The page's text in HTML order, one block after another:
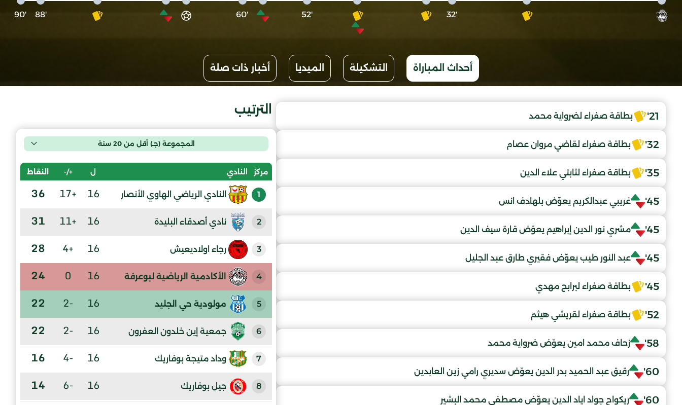
'32
'52
'60
'88
'90
أحداث المباراة التشكيلة الميديا أخبار ذات صلة
21' بطاقة صفراء لضرواية محمد
32' بطاقة صفراء لقاضي مروان عصام
35' بطاقة صفراء لثابتي علاء الدين
45' غريبي عبدالكريم يعوّض بلهادف انس
45' مشري نور الدين إبراهيم يعوّض قارة سيف الدين
45' عبد النور طيب يعوّض فقيري طارق عبد الجليل
45' بطاقة صفراء لبرابح مهدي
52' بطاقة صفراء لقريشي هيثم
58' زحاف محمد امين يعوّض ضرواية محمد
60' رقيق عبد الحميد بدر الدين يعوّض سديري رامي زين العابدين
60' ريكواح جواد اياد الدين يعوّض مصطفى محمد البشير
الترتيب
المجموعة (جـ) أقل من 20 سنة
مركز النادي ل +/- النقاط
1 النادي الرياضي الهاوي الأنصار 16
+17
36
2 نادي أصدقاء البليدة 16
+11
31
3 رجاء اولاديعيش 16
+4
28
4 الأكادمية الرياضية لبوعرفة 16
0
24
5 مولودية حي الجليد 16
-2
22
6 جمعية إين خلدون العفرون 16
-2
22
7 وداد متيجة بوفاريك 16
-4
16
8 جيل بوفاريك 16
-6
14